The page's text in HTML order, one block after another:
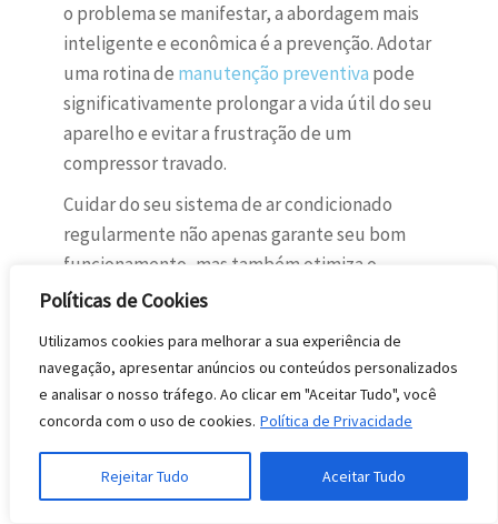
Políticas de Cookies
Utilizamos cookies para melhorar a sua experiência de
navegação, apresentar anúncios ou conteúdos personalizados
e analisar o nosso tráfego. Ao clicar em "Aceitar Tudo", você
concorda com o uso de cookies. Política de Privacidade
Rejeitar Tudo Aceitar Tudo
o problema se manifestar, a abordagem mais
inteligente e econômica é a prevenção. Adotar
uma rotina de manutenção preventiva pode
significativamente prolongar a vida útil do seu
aparelho e evitar a frustração de um
compressor travado.
Cuidar do seu sistema de ar condicionado
regularmente não apenas garante seu bom
funcionamento, mas também otimiza o
consumo de energia e a qualidade do ar.
diferença, evitando reparos caros e a
necessidade de intervir em um compressor já
comprometido.
Limpeza regular do sistema
de ar condicionado